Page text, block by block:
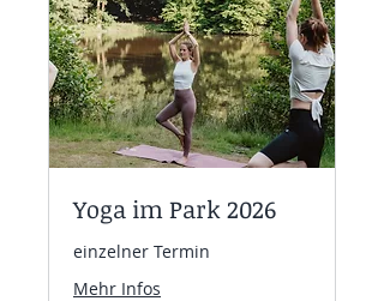
Yoga im Park 2026
einzelner Termin
Mehr Infos